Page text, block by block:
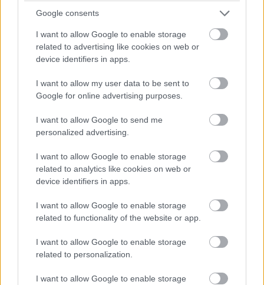
Google consents
I want to allow Google to enable storage
related to advertising like cookies on web or
device identifiers in apps.
I want to allow my user data to be sent to
Google for online advertising purposes.
I want to allow Google to send me
personalized advertising.
I want to allow Google to enable storage
related to analytics like cookies on web or
device identifiers in apps.
I want to allow Google to enable storage
related to functionality of the website or app.
I want to allow Google to enable storage
related to personalization.
I want to allow Google to enable storage